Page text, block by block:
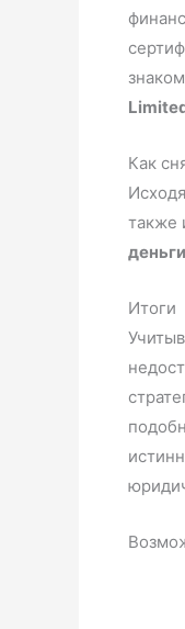
Как
также
деньги
Итоги